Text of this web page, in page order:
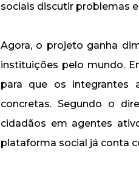
sociais discutir problemas
Agora, o projeto ganha
instituições pelo mundo.
para que os integrantes
concretas. Segundo o
cidadãos em agentes
plataforma social já conta